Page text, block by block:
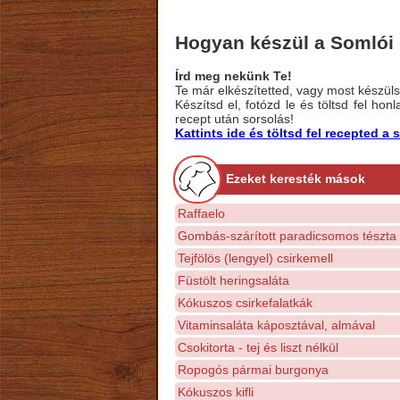
Hogyan készül a Somlói
Írd meg nekünk Te!
Te már elkészítetted, vagy most
Készítsd el, fotózd le és töltsd fel
recept után sorsolás!
Kattints ide és töltsd fel recepted a
Ezeket keresték mások
Raffaelo
Gombás-szárított paradicsomos tészta
Tejfölös (lengyel) csirkemell
Füstölt heringsaláta
Kókuszos csirkefalatkák
Vitaminsaláta káposztával, almával
Csokitorta - tej és liszt nélkül
Ropogós pármai burgonya
Kókuszos kifli